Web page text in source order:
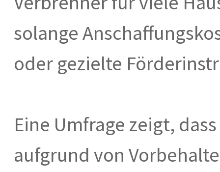
solange
oder gezielte
Eine Umfrage zeigt,
aufgrund von